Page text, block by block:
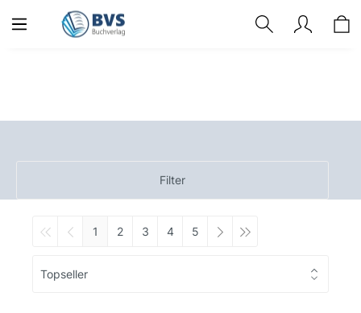
Filter
1 2 3 4 5